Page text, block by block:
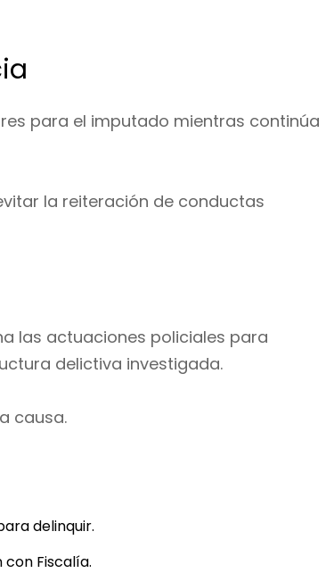
para el imputado mientras continúa
la reiteración de conductas
las actuaciones policiales para
delictiva investigada.
causa.
delinquir.
Fiscalía.